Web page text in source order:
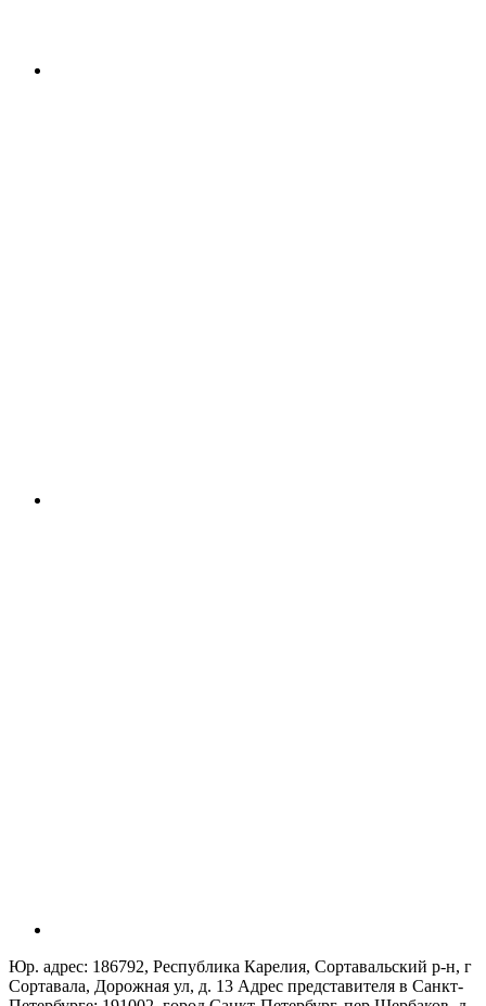
Юр. адрес: 186792, Республика Карелия, Сортавальский р-н, г
Сортавала, Дорожная ул, д. 13 Адрес представителя в Санкт-